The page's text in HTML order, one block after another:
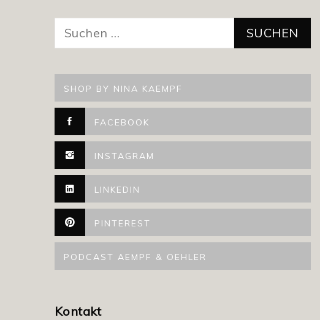
nach:
SHOP BY NINA KAEMPF
FACEBOOK
INSTAGRAM
LINKEDIN
PINTEREST
PODCAST AEMPF & OEHLER
Kontakt